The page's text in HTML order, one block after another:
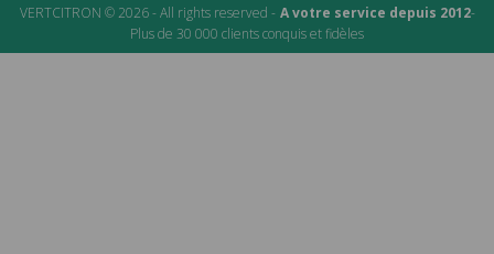
VERTCITRON © 2026 - All rights reserved - A votre service depuis 2012-
Plus de 30 000 clients conquis et fidèles